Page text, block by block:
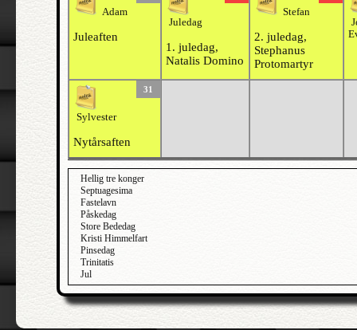
Adam
Juleaften
Juledag
1. juledag,
Natalis Domino
Stefan
2. juledag,
Stephanus
Protomartyr
31
Sylvester
Nytårsaften
Hellig tre konger
Septuagesima
Fastelavn
Påskedag
Store Bededag
Kristi Himmelfart
Pinsedag
Trinitatis
Jul